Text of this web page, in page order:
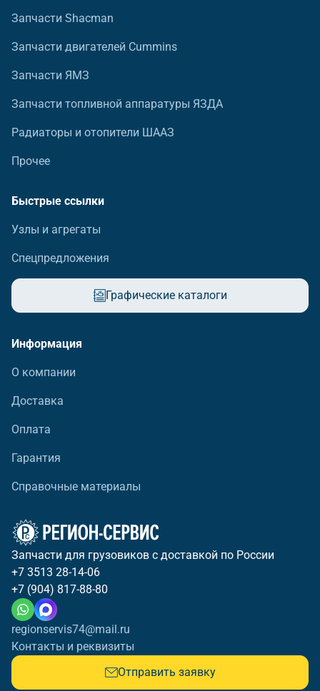
Запчасти Shacman
Запчасти двигателей Cummins
Запчасти ЯМЗ
Запчасти топливной аппаратуры ЯЗДА
Радиаторы и отопители ШААЗ
Прочее
Быстрые ссылки
Узлы и агрегаты
Спецпредложения
Графические каталоги
Информация
О компании
Доставка
Оплата
Гарантия
Справочные материалы
Запчасти для грузовиков с доставкой по России
+7 3513 28-14-06
+7 (904) 817-88-80
regionservis74@mail.ru
Контакты и реквизиты
Отправить заявку